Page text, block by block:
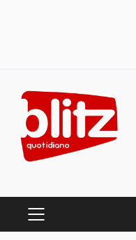
content
PRIMARY